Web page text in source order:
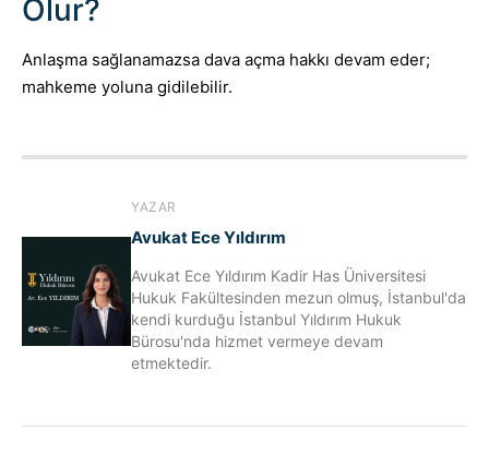
Olur?
Anlaşma sağlanamazsa dava açma hakkı devam eder;
mahkeme yoluna gidilebilir.
YAZAR
Avukat Ece Yıldırım
Avukat Ece Yıldırım Kadir Has Üniversitesi
Hukuk Fakültesinden mezun olmuş, İstanbul'da
kendi kurduğu İstanbul Yıldırım Hukuk
Bürosu'nda hizmet vermeye devam
etmektedir.